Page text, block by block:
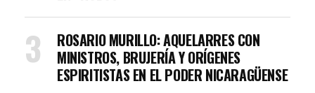
ROSARIO MURILLO: AQUELARRES CON
MINISTROS, BRUJERÍA Y ORÍGENES
ESPIRITISTAS EN EL PODER NICARAGÜENSE